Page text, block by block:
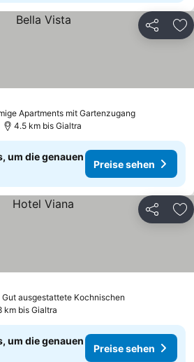
Teilen
Apartments mit GartenzugangPreise
4.5 km bis Gialtra
um die genauen
Preise sehen
Teilen
Gut ausgestattete Kochnischen
km bis Gialtra
um die genauen
Preise sehen